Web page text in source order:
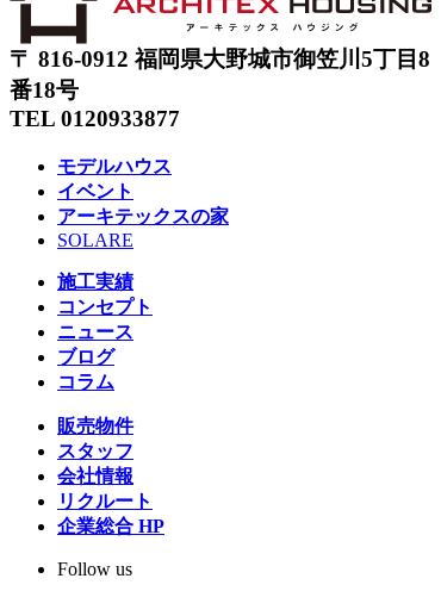
〒 816-0912 福岡県大野城市御笠川5丁目8
番18号
TEL 0120933877
モデルハウス
イベント
アーキテックスの家
SOLARE
施工実績
コンセプト
ニュース
ブログ
コラム
販売物件
スタッフ
会社情報
リクルート
企業総合 HP
Follow us